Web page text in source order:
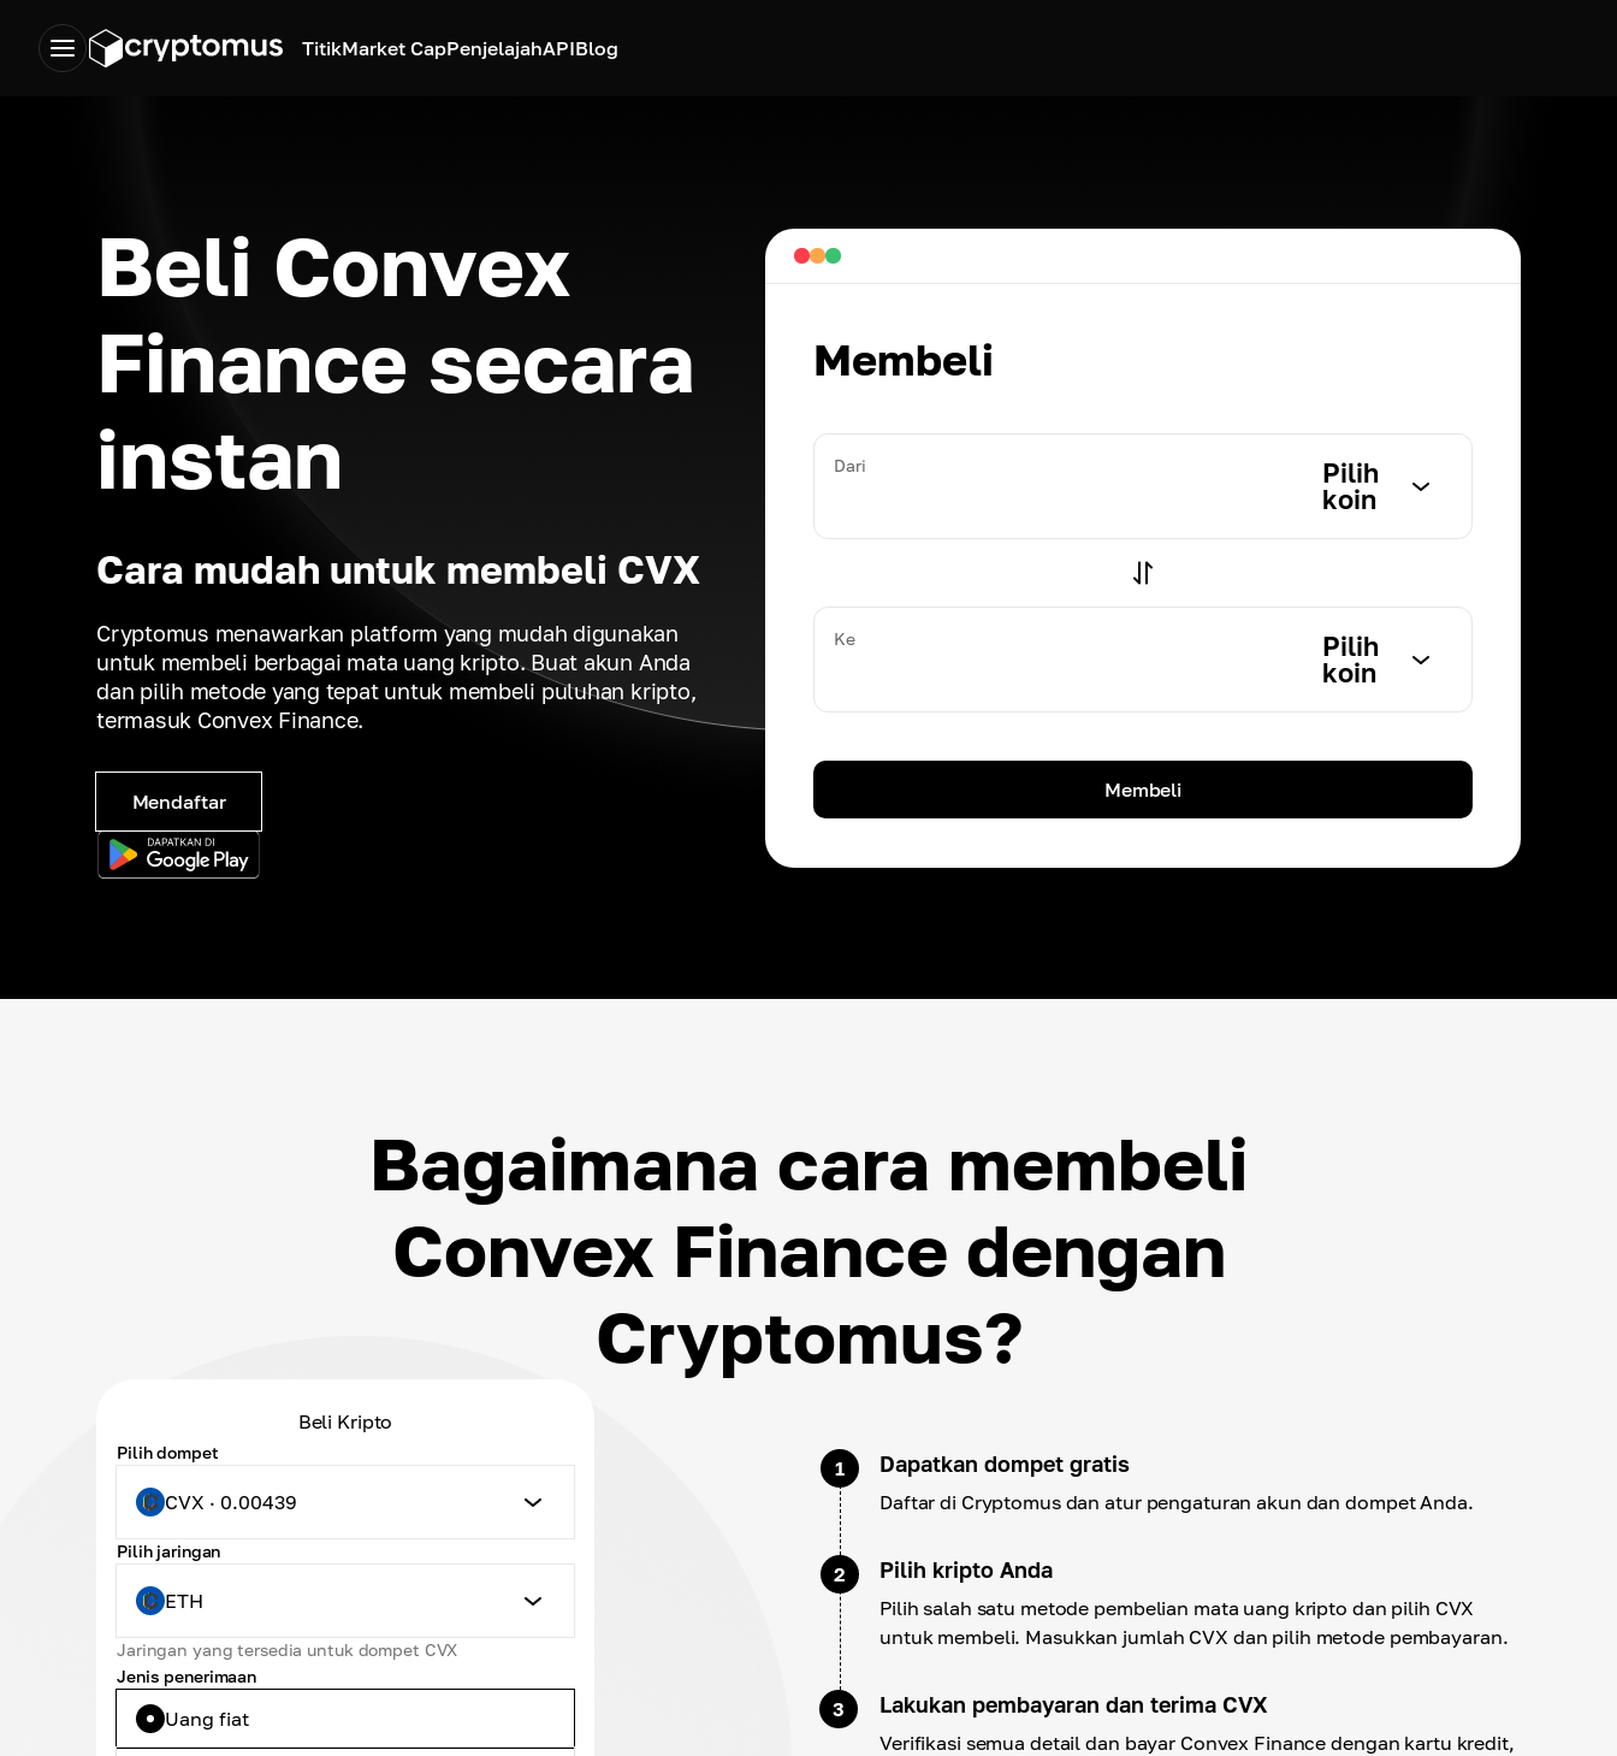
TitikMarket CapPenjelajahAPIBlog
Beli Convex
Finance secara
instan
Cara mudah untuk membeli CVX
Cryptomus menawarkan platform yang mudah digunakan
untuk membeli berbagai mata uang kripto. Buat akun Anda
dan pilih metode yang tepat untuk membeli puluhan kripto,
termasuk Convex Finance.
Mendaftar
Membeli
Dari
Pilih
koin
Ke
Pilih
koin
Membeli
Bagaimana cara membeli
Convex Finance dengan
Cryptomus?
Beli Kripto
Pilih dompet
CVX · 0.00439
Pilih jaringan
ETH
Jaringan yang tersedia untuk dompet CVX
Jenis penerimaan
Uang fiat
1 Dapatkan dompet gratis
Daftar di Cryptomus dan atur pengaturan akun dan dompet Anda.
2 Pilih kripto Anda
Pilih salah satu metode pembelian mata uang kripto dan pilih CVX
untuk membeli. Masukkan jumlah CVX dan pilih metode pembayaran.
3 Lakukan pembayaran dan terima CVX
Verifikasi semua detail dan bayar Convex Finance dengan kartu kredit,